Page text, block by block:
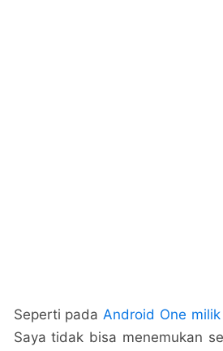
Seperti padaAndroid One
Saya tidak bisa menemukan